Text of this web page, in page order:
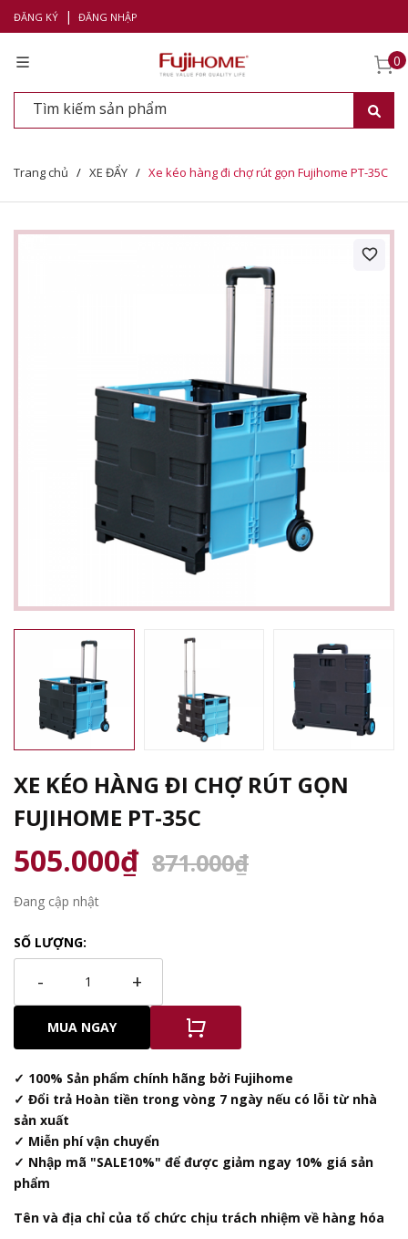
ĐĂNG KÝ | ĐĂNG NHẬP
0
Trang chủ / XE ĐẨY / Xe kéo hàng đi chợ rút gọn Fujihome PT-35C
XE KÉO HÀNG ĐI CHỢ RÚT GỌN
FUJIHOME PT-35C
505.000₫ 871.000₫
Đang cập nhật
SỐ LƯỢNG:
- +
MUA NGAY
✓ 100% Sản phẩm chính hãng bởi Fujihome
✓ Đổi trả Hoàn tiền trong vòng 7 ngày nếu có lỗi từ nhà
sản xuất
✓ Miễn phí vận chuyển
✓ Nhập mã "SALE10%" để được giảm ngay 10% giá sản
phẩm
Tên và địa chỉ của tổ chức chịu trách nhiệm về hàng hóa